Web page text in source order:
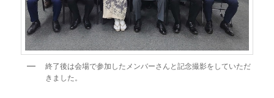
終了後は会場で参加したメンバーさんと記念撮影をしていただ
きました。